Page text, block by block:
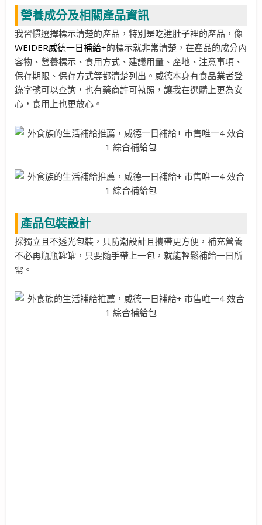
營養成分及相關產品資訊
我習慣選擇標示清楚的產品，特別是吃進肚子裡的產品，像
WEIDER威德一日補給+的標示就非常清楚，在產品的成分內
容物、營養標示、食用方式、建議用量、產地、注意事項、
保存期限、保存方式等都清楚列出。威德本身有食品業者登
錄字號可以查詢，也有藥商許可執照，讓我在選購上更為安
心，食用上也更放心。
產品包裝設計
採獨立且不透光包裝，具防潮設計且攜帶更方便，補充營養
不必再瓶瓶罐罐，只要隨手帶上一包，就能輕鬆補給一日所
需。